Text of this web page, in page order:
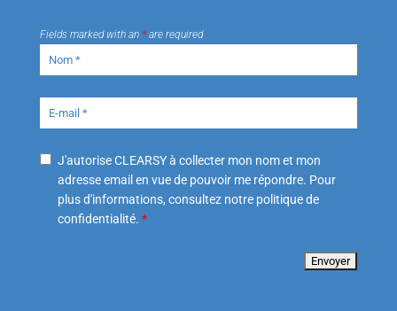
Fields marked with an *are required
J'autorise CLEARSY à collecter mon nom et mon
adresse email en vue de pouvoir me répondre. Pour
plus d'informations, consultez notre politique de
confidentialité. *